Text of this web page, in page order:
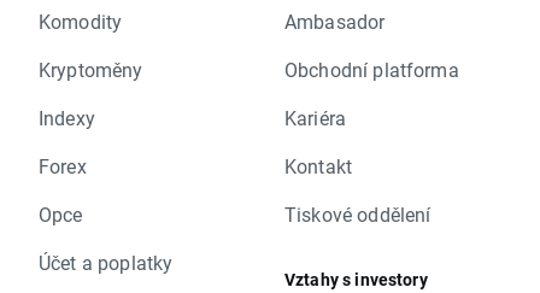
Komodity
Kryptoměny
Indexy
Forex
Opce
Účet a poplatky
Ambasador
Obchodní platforma
Kariéra
Kontakt
Tiskové oddělení
Vztahy s investory